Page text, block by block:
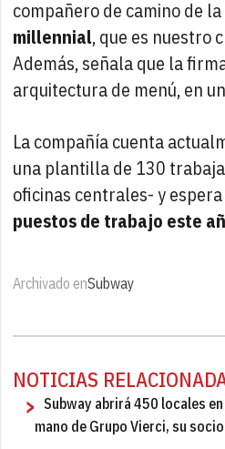
compañero de camino de la
millennial, que es nuestro
Además, señala que la
arquitectura de menú, en
La compañía cuenta
una plantilla de 130
oficinas centrales- y
puestos de trabajo este
Archivado enSubway
NOTICIAS
Subway abrirá 450 locales
mano de Grupo Vierci, su